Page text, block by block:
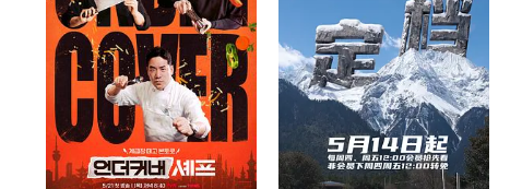
20260622超越目标坞民下 20260622超越目标坞民上
20260616坞的心头好 20260615超越目标坞民下
20260611上 20260609坞民社交大会